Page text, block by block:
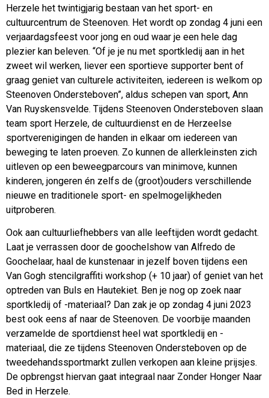
Herzele het twintigjarig bestaan van het sport- en
cultuurcentrum de Steenoven. Het wordt op zondag 4 juni een
verjaardagsfeest voor jong en oud waar je een hele dag
plezier kan beleven. “Of je je nu met sportkledij aan in het
zweet wil werken, liever een sportieve supporter bent of
graag geniet van culturele activiteiten, iedereen is welkom op
Steenoven Ondersteboven”, aldus schepen van sport, Ann
Van Ruyskensvelde. Tijdens Steenoven Ondersteboven slaan
team sport Herzele, de cultuurdienst en de Herzeelse
sportverenigingen de handen in elkaar om iedereen van
beweging te laten proeven. Zo kunnen de allerkleinsten zich
uitleven op een beweegparcours van minimove, kunnen
kinderen, jongeren én zelfs de (groot)ouders verschillende
nieuwe en traditionele sport- en spelmogelijkheden
uitproberen.
Ook aan cultuurliefhebbers van alle leeftijden wordt gedacht.
Laat je verrassen door de goochelshow van Alfredo de
Goochelaar, haal de kunstenaar in jezelf boven tijdens een
Van Gogh stencilgraffiti workshop (+ 10 jaar) of geniet van het
optreden van Buls en Hautekiet. Ben je nog op zoek naar
sportkledij of -materiaal? Dan zak je op zondag 4 juni 2023
best ook eens af naar de Steenoven. De voorbije maanden
verzamelde de sportdienst heel wat sportkledij en -
materiaal, die ze tijdens Steenoven Ondersteboven op de
tweedehandssportmarkt zullen verkopen aan kleine prijsjes.
De opbrengst hiervan gaat integraal naar Zonder Honger Naar
Bed in Herzele.